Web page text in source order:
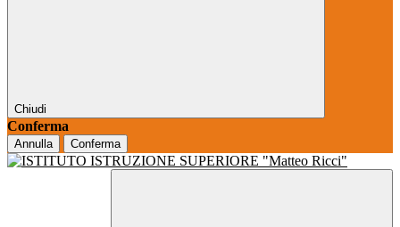
Chiudi
Conferma
Annulla Conferma